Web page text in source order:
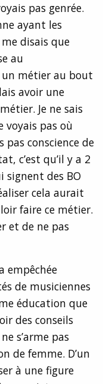
pas genrée.
ayant les
disais que
au
un métier au bout
avoir une
Je ne sais
voyais pas où
conscience de
c’est qu’il y a 2
signent des BO
cela aurait
faire ce métier.
et de ne pas
empêchée
de musiciennes
éducation que
des conseils
s’arme pas
de femme. D’un
à une figure